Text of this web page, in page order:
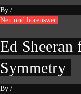
By /
Neu und hörenswert
Ed Sheeran
Symmetry
By /